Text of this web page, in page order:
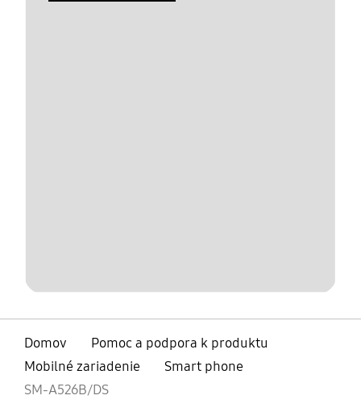
Domov
Pomoc a podpora k produktu
Mobilné zariadenie
Smart phone
SM-A526B/DS